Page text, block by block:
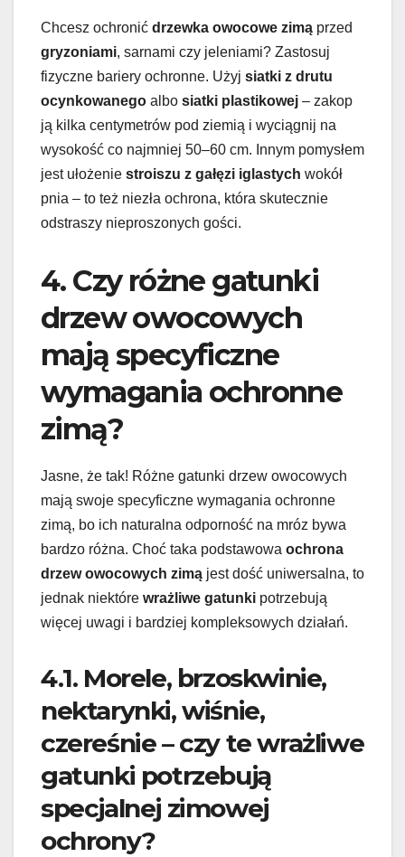
Chcesz ochronić drzewka owocowe zimą przed
gryzoniami, sarnami czy jeleniami? Zastosuj
fizyczne bariery ochronne. Użyj siatki z drutu
ocynkowanego albo siatki plastikowej – zakop
ją kilka centymetrów pod ziemią i wyciągnij na
wysokość co najmniej 50–60 cm. Innym pomysłem
jest ułożenie stroiszu z gałęzi iglastych wokół
pnia – to też niezła ochrona, która skutecznie
odstraszy nieproszonych gości.
4. Czy różne gatunki
drzew owocowych
mają specyficzne
wymagania ochronne
zimą?
Jasne, że tak! Różne gatunki drzew owocowych
mają swoje specyficzne wymagania ochronne
zimą, bo ich naturalna odporność na mróz bywa
bardzo różna. Choć taka podstawowa ochrona
drzew owocowych zimą jest dość uniwersalna, to
jednak niektóre wrażliwe gatunki potrzebują
więcej uwagi i bardziej kompleksowych działań.
4.1. Morele, brzoskwinie,
nektarynki, wiśnie,
czereśnie – czy te wrażliwe
gatunki potrzebują
specjalnej zimowej
ochrony?